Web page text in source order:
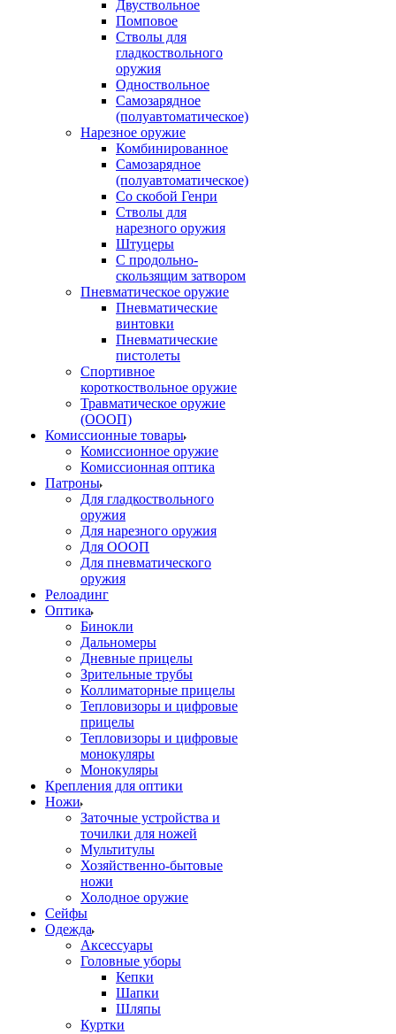
Двуствольное
Помповое
Стволы для
гладкоствольного
оружия
Одноствольное
Самозарядное
(полуавтоматическое)
Нарезное оружие
Комбинированное
Самозарядное
(полуавтоматическое)
Со скобой Генри
Стволы для
нарезного оружия
Штуцеры
С продольно-
скользящим затвором
Пневматическое оружие
Пневматические
винтовки
Пневматические
пистолеты
Спортивное
короткоствольное оружие
Травматическое оружие
(ОООП)
Комиссионные товары
Комиссионное оружие
Комиссионная оптика
Патроны
Для гладкоствольного
оружия
Для нарезного оружия
Для ОООП
Для пневматического
оружия
Релоадинг
Оптика
Бинокли
Дальномеры
Дневные прицелы
Зрительные трубы
Коллиматорные прицелы
Тепловизоры и цифровые
прицелы
Тепловизоры и цифровые
монокуляры
Монокуляры
Крепления для оптики
Ножи
Заточные устройства и
точилки для ножей
Мультитулы
Хозяйственно-бытовые
ножи
Холодное оружие
Сейфы
Одежда
Аксессуары
Головные уборы
Кепки
Шапки
Шляпы
Куртки